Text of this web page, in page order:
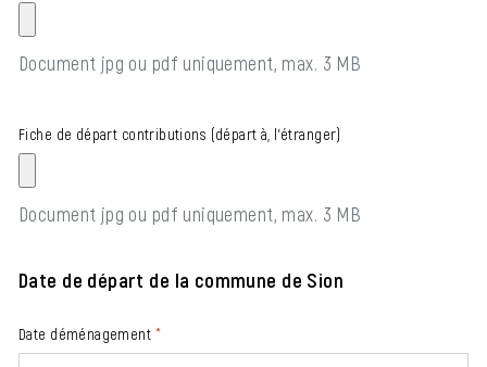
Document jpg ou pdf uniquement, max. 3 MB
Fiche de départ contributions (départ à, l'étranger)
Document jpg ou pdf uniquement, max. 3 MB
Date de départ de la commune de Sion
Date déménagement *